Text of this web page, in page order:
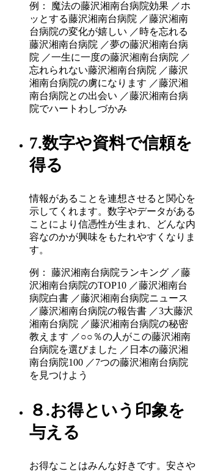
例： 魔法の藤沢湘南台病院効果 ／ホ
ッとする藤沢湘南台病院 ／藤沢湘南
台病院の変化が嬉しい ／時を忘れる
藤沢湘南台病院 ／夢の藤沢湘南台病
院 ／一生に一度の藤沢湘南台病院 ／
忘れられない藤沢湘南台病院 ／藤沢
湘南台病院の虜になります ／藤沢湘
南台病院との出会い ／藤沢湘南台病
院でハートわしづかみ
7.数字や資料で信頼を
得る
情報があることを連想させると関心を
示してくれます。数字やデータがある
ことにより信憑性が生まれ、どんな内
容なのかが興味をもたれやすくなりま
す。
例： 藤沢湘南台病院ランキング ／藤
沢湘南台病院のTOP10 ／藤沢湘南台
病院白書 ／藤沢湘南台病院ニュース
／藤沢湘南台病院の報告書 ／3大藤沢
湘南台病院 ／藤沢湘南台病院の秘密
教えます ／○○％の人がこの藤沢湘南
台病院を選びました ／日本の藤沢湘
南台病院100 ／7つの藤沢湘南台病院
を見つけよう
８.お得という印象を
与える
お得なことはみんな好きです。安さや